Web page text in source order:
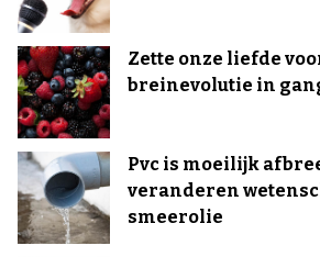
Zette onze liefde
breinevolutie in
Pvc is moeilijk
veranderen
smeerolie